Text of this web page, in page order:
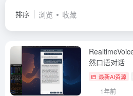
排序 浏览 收藏
然口语对话
最新AI资源
1年前